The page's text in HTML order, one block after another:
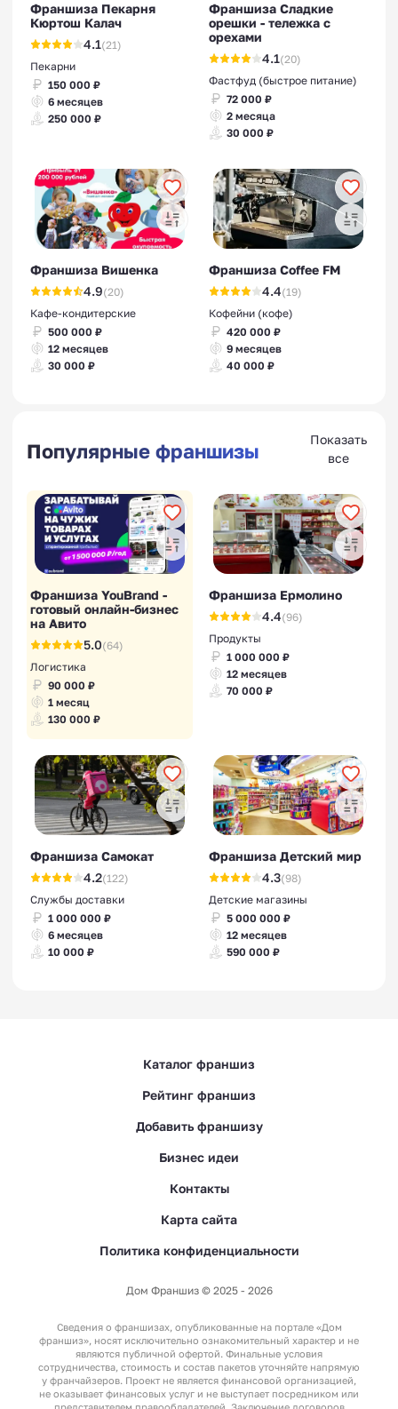
Франшиза Пекарня
Кюртош Калач
4.1(21)
Пекарни
150 000 ₽
6 месяцев
250 000 ₽
Франшиза Сладкие
орешки - тележка с
орехами
4.1(20)
Фастфуд (быстрое питание)
72 000 ₽
2 месяца
30 000 ₽
Франшиза Вишенка
4.9(20)
Кафе-кондитерские
500 000 ₽
12 месяцев
30 000 ₽
Франшиза Coffee FM
4.4(19)
Кофейни (кофе)
420 000 ₽
9 месяцев
40 000 ₽
Популярные франшизы
Показать
все
Франшиза YouBrand -
готовый онлайн-бизнес
на Авито
5.0(64)
Логистика
90 000 ₽
1 месяц
130 000 ₽
Франшиза Ермолино
4.4(96)
Продукты
1 000 000 ₽
12 месяцев
70 000 ₽
Франшиза Самокат
4.2(122)
Службы доставки
1 000 000 ₽
6 месяцев
10 000 ₽
Франшиза Детский мир
4.3(98)
Детские магазины
5 000 000 ₽
12 месяцев
590 000 ₽
Каталог франшиз
Рейтинг франшиз
Добавить франшизу
Бизнес идеи
Контакты
Карта сайта
Политика конфиденциальности
Дом Франшиз © 2025 - 2026